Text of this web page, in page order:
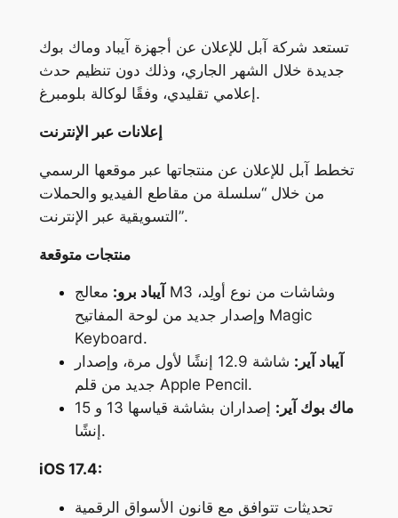
تستعد شركة آبل للإعلان عن أجهزة آيباد وماك بوك
جديدة خلال الشهر الجاري، وذلك دون تنظيم حدث
إعلامي تقليدي، وفقًا لوكالة بلومبرغ.
إعلانات عبر الإنترنت
تخطط آبل للإعلان عن منتجاتها عبر موقعها الرسمي
من خلال “سلسلة من مقاطع الفيديو والحملات
التسويقية عبر الإنترنت”.
منتجات متوقعة
آيباد برو: معالج M3 وشاشات من نوع أولِد،
وإصدار جديد من لوحة المفاتيح Magic
Keyboard.
آيباد آير:
شاشة 12.9 إنشًا لأول مرة، وإصدار
جديد من قلم Apple Pencil.
ماك بوك آير:
إصداران بشاشة قياسها 13 و 15
إنشًا.
iOS 17.4:
تحديثات تتوافق مع قانون الأسواق الرقمية